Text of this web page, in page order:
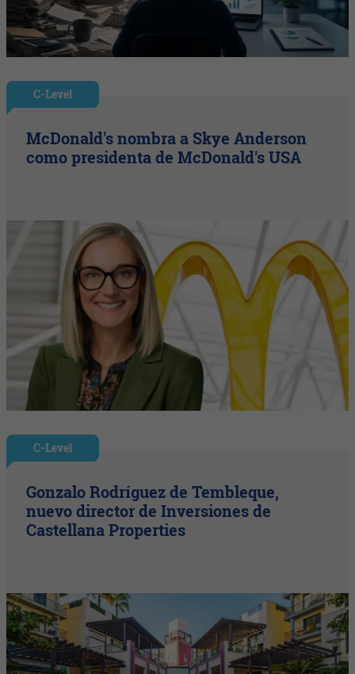
C-Level
McDonald's nombra a Skye Anderson
como presidenta de McDonald's USA
C-Level
Gonzalo Rodríguez de Tembleque,
nuevo director de Inversiones de
Castellana Properties